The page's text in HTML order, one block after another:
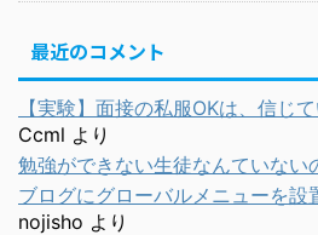
最近のコメント
【実験】面接の私服OKは、信じ
Ccml より
勉強ができない生徒なんていない
ブログにグローバルメニューを設
nojisho より